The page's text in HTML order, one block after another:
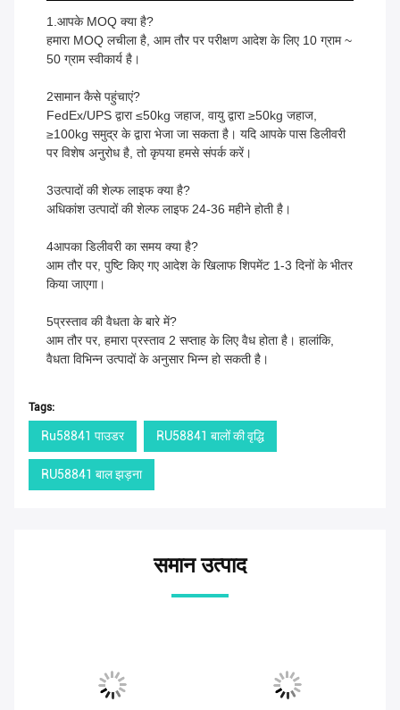
1.आपके MOQ क्या है?
हमारा MOQ लचीला है, आम तौर पर परीक्षण आदेश के लिए 10 ग्राम ~
50 ग्राम स्वीकार्य है।
2सामान कैसे पहुंचाएं?
FedEx/UPS द्वारा ≤50kg जहाज, वायु द्वारा ≥50kg जहाज,
≥100kg समुद्र के द्वारा भेजा जा सकता है। यदि आपके पास डिलीवरी
पर विशेष अनुरोध है, तो कृपया हमसे संपर्क करें।
3उत्पादों की शेल्फ लाइफ क्या है?
अधिकांश उत्पादों की शेल्फ लाइफ 24-36 महीने होती है।
4आपका डिलीवरी का समय क्या है?
आम तौर पर, पुष्टि किए गए आदेश के खिलाफ शिपमेंट 1-3 दिनों के भीतर
किया जाएगा।
5प्रस्ताव की वैधता के बारे में?
आम तौर पर, हमारा प्रस्ताव 2 सप्ताह के लिए वैध होता है। हालांकि,
वैधता विभिन्न उत्पादों के अनुसार भिन्न हो सकती है।
Tags:
Ru58841 पाउडर RU58841 बालों की वृद्धि
RU58841 बाल झड़ना
समान उत्पाद